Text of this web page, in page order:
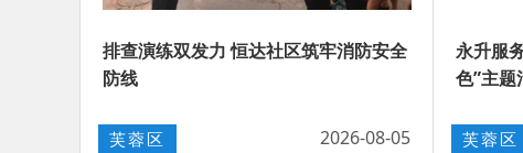
排查演练双发力 恒达社区筑牢消防安全
防线
芙蓉区 2026-08-05
永升服
色”主题
芙蓉区